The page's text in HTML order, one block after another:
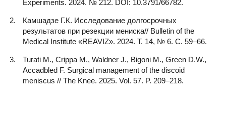
Experiments. 2024. № 212. DOI: 10.3791/66782.
Камшадзе Г.К. Исследование долгосрочных
результатов при резекции мениска// Bulletin of the
Medical Institute «REAVIZ». 2024. Т. 14, № 6. С. 59–66.
Turati M., Crippa M., Waldner J., Bigoni M., Green D.W.,
Accadbled F. Surgical management of the discoid
meniscus // The Knee. 2025. Vol. 57. P. 209–218.